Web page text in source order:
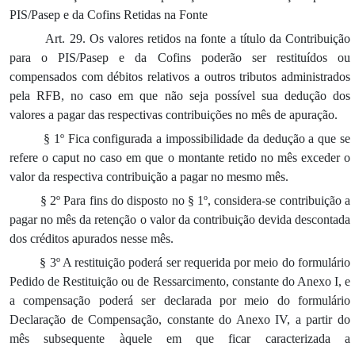
PIS/Pasep e da Cofins Retidas na Fonte
Art. 29. Os valores retidos na fonte a título da Contribuição
para o PIS/Pasep e da Cofins poderão ser restituídos ou
compensados com débitos relativos a outros tributos administrados
pela RFB, no caso em que não seja possível sua dedução dos
valores a pagar das respectivas contribuições no mês de apuração.
§ 1º Fica configurada a impossibilidade da dedução a que se
refere o caput no caso em que o montante retido no mês exceder o
valor da respectiva contribuição a pagar no mesmo mês.
§ 2º Para fins do disposto no § 1º, considera-se contribuição a
pagar no mês da retenção o valor da contribuição devida descontada
dos créditos apurados nesse mês.
§ 3º A restituição poderá ser requerida por meio do formulário
Pedido de Restituição ou de Ressarcimento, constante do Anexo I, e
a compensação poderá ser declarada por meio do formulário
Declaração de Compensação, constante do Anexo IV, a partir do
mês subsequente àquele em que ficar caracterizada a